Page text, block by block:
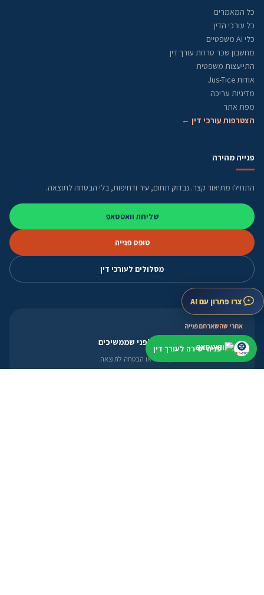
כל המאמרים
כל עורכי הדין
כלי AI משפטיים
מחשבון שכר טרחת עורך דין
התייעצות משפטית
אודות Jus-Tice
מדיניות עריכה
מפת אתר
הצטרפות עורכי דין ←
פנייה מהירה
התחילו מתיאור קצר. נבדוק תחום, עיר ודחיפות, בלי הבטחה לתוצאה.
שליחת וואטסאפ
טופס פנייה
מסלולים לעורכי דין
אחרי שהשארתם פנייה
בודקים תחום, עיר ודחיפות לפני שממשיכים
בלי להציג מידע כללי כייעוץ אישי או הבטחה לתוצאה.
צרו פתרון עם AI
פניה ישירה לעורך דין